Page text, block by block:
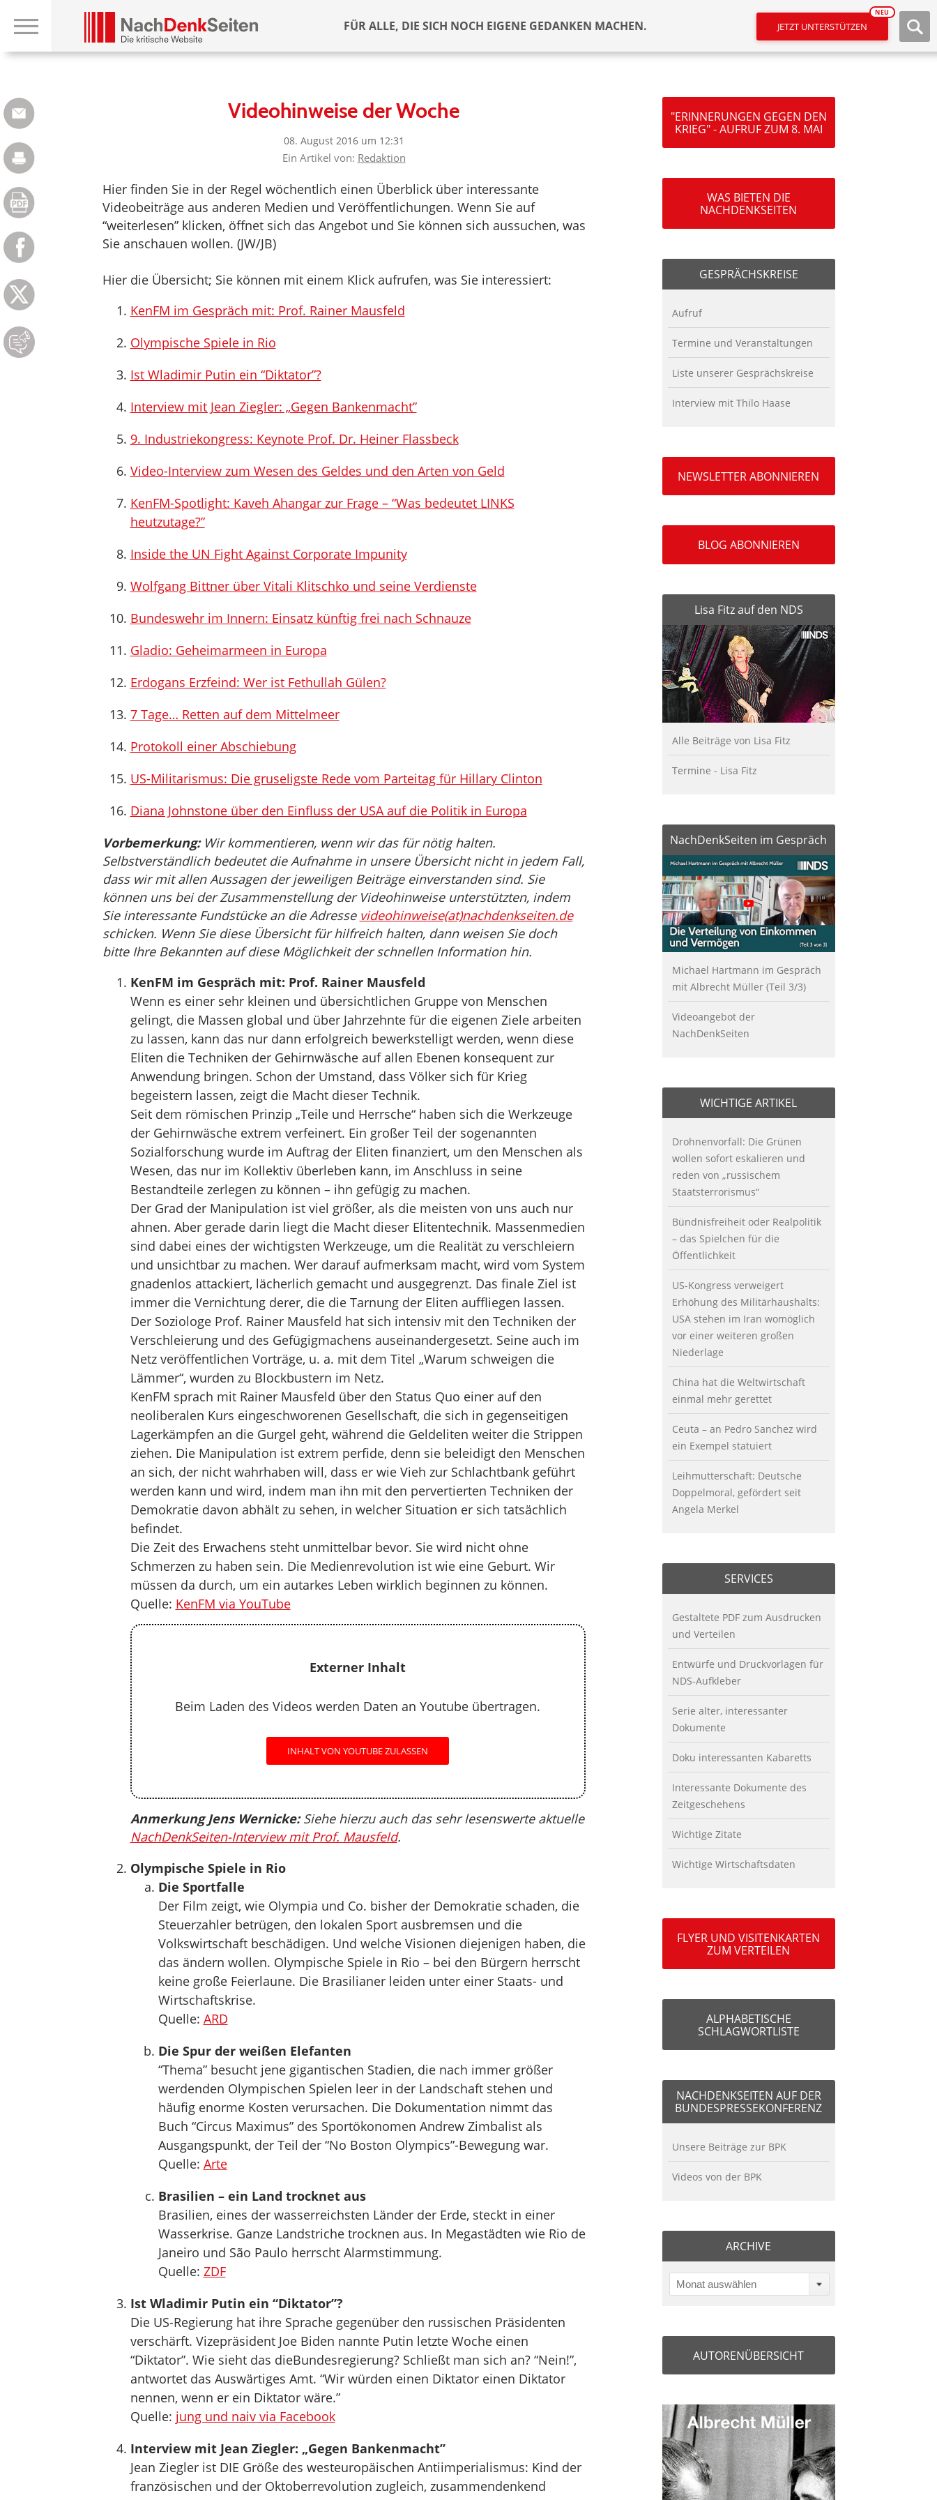
FÜR ALLE, DIE SICH NOCH EIGENE GEDANKEN MACHEN. JETZT UNTERSTÜTZEN
NEU
Videohinweise der Woche
08. August 2016 um 12:31
Ein Artikel von: Redaktion
Hier finden Sie in der Regel wöchentlich einen Überblick über interessante
Videobeiträge aus anderen Medien und Veröffentlichungen. Wenn Sie auf
“weiterlesen” klicken, öffnet sich das Angebot und Sie können sich aussuchen, was
Sie anschauen wollen. (JW/JB)
Hier die Übersicht; Sie können mit einem Klick aufrufen, was Sie interessiert:
KenFM im Gespräch mit: Prof. Rainer Mausfeld
Olympische Spiele in Rio
Ist Wladimir Putin ein “Diktator”?
Interview mit Jean Ziegler: „Gegen Bankenmacht”
9. Industriekongress: Keynote Prof. Dr. Heiner Flassbeck
Video-Interview zum Wesen des Geldes und den Arten von Geld
KenFM-Spotlight: Kaveh Ahangar zur Frage – “Was bedeutet LINKS
heutzutage?”
Inside the UN Fight Against Corporate Impunity
Wolfgang Bittner über Vitali Klitschko und seine Verdienste
Bundeswehr im Innern: Einsatz künftig frei nach Schnauze
Gladio: Geheimarmeen in Europa
Erdogans Erzfeind: Wer ist Fethullah Gülen?
7 Tage… Retten auf dem Mittelmeer
Protokoll einer Abschiebung
US-Militarismus: Die gruseligste Rede vom Parteitag für Hillary Clinton
Diana Johnstone über den Einfluss der USA auf die Politik in Europa
Vorbemerkung:Wir kommentieren, wenn wir das für nötig halten.
Selbstverständlich bedeutet die Aufnahme in unsere Übersicht nicht in jedem Fall,
dass wir mit allen Aussagen der jeweiligen Beiträge einverstanden sind. Sie
können uns bei der Zusammenstellung der Videohinweise unterstützten, indem
Sie interessante Fundstücke an die Adresse videohinweise(at)nachdenkseiten.de
schicken. Wenn Sie diese Übersicht für hilfreich halten, dann weisen Sie doch
bitte Ihre Bekannten auf diese Möglichkeit der schnellen Information hin.
KenFM im Gespräch mit: Prof. Rainer Mausfeld
Wenn es einer sehr kleinen und übersichtlichen Gruppe von Menschen
gelingt, die Massen global und über Jahrzehnte für die eigenen Ziele arbeiten
zu lassen, kann das nur dann erfolgreich bewerkstelligt werden, wenn diese
Eliten die Techniken der Gehirnwäsche auf allen Ebenen konsequent zur
Anwendung bringen. Schon der Umstand, dass Völker sich für Krieg
begeistern lassen, zeigt die Macht dieser Technik.
Seit dem römischen Prinzip „Teile und Herrsche“ haben sich die Werkzeuge
der Gehirnwäsche extrem verfeinert. Ein großer Teil der sogenannten
Sozialforschung wurde im Auftrag der Eliten finanziert, um den Menschen als
Wesen, das nur im Kollektiv überleben kann, im Anschluss in seine
Bestandteile zerlegen zu können – ihn gefügig zu machen.
Der Grad der Manipulation ist viel größer, als die meisten von uns auch nur
ahnen. Aber gerade darin liegt die Macht dieser Elitentechnik. Massenmedien
sind dabei eines der wichtigsten Werkzeuge, um die Realität zu verschleiern
und unsichtbar zu machen. Wer darauf aufmerksam macht, wird vom System
gnadenlos attackiert, lächerlich gemacht und ausgegrenzt. Das finale Ziel ist
immer die Vernichtung derer, die die Tarnung der Eliten auffliegen lassen.
Der Soziologe Prof. Rainer Mausfeld hat sich intensiv mit den Techniken der
Verschleierung und des Gefügigmachens auseinandergesetzt. Seine auch im
Netz veröffentlichen Vorträge, u. a. mit dem Titel „Warum schweigen die
Lämmer“, wurden zu Blockbustern im Netz.
KenFM sprach mit Rainer Mausfeld über den Status Quo einer auf den
neoliberalen Kurs eingeschworenen Gesellschaft, die sich in gegenseitigen
Lagerkämpfen an die Gurgel geht, während die Geldeliten weiter die Strippen
ziehen. Die Manipulation ist extrem perfide, denn sie beleidigt den Menschen
an sich, der nicht wahrhaben will, dass er wie Vieh zur Schlachtbank geführt
werden kann und wird, indem man ihn mit den pervertierten Techniken der
Demokratie davon abhält zu sehen, in welcher Situation er sich tatsächlich
befindet.
Die Zeit des Erwachens steht unmittelbar bevor. Sie wird nicht ohne
Schmerzen zu haben sein. Die Medienrevolution ist wie eine Geburt. Wir
müssen da durch, um ein autarkes Leben wirklich beginnen zu können.
Quelle: KenFM via YouTube
Externer Inhalt
Beim Laden des Videos werden Daten an Youtube übertragen.
INHALT VON YOUTUBE ZULASSEN
Anmerkung Jens Wernicke:Siehe hierzu auch das sehr lesenswerte aktuelle
NachDenkSeiten-Interview mit Prof. Mausfeld.
Olympische Spiele in Rio
Die Sportfalle
Der Film zeigt, wie Olympia und Co. bisher der Demokratie schaden, die
Steuerzahler betrügen, den lokalen Sport ausbremsen und die
Volkswirtschaft beschädigen. Und welche Visionen diejenigen haben, die
das ändern wollen. Olympische Spiele in Rio – bei den Bürgern herrscht
keine große Feierlaune. Die Brasilianer leiden unter einer Staats- und
Wirtschaftskrise.
Quelle: ARD
Die Spur der weißen Elefanten
“Thema” besucht jene gigantischen Stadien, die nach immer größer
werdenden Olympischen Spielen leer in der Landschaft stehen und
häufig enorme Kosten verursachen. Die Dokumentation nimmt das
Buch “Circus Maximus” des Sportökonomen Andrew Zimbalist als
Ausgangspunkt, der Teil der “No Boston Olympics”-Bewegung war.
Quelle: Arte
Brasilien – ein Land trocknet aus
Brasilien, eines der wasserreichsten Länder der Erde, steckt in einer
Wasserkrise. Ganze Landstriche trocknen aus. In Megastädten wie Rio de
Janeiro und São Paulo herrscht Alarmstimmung.
Quelle: ZDF
Ist Wladimir Putin ein “Diktator”?
Die US-Regierung hat ihre Sprache gegenüber den russischen Präsidenten
verschärft. Vizepräsident Joe Biden nannte Putin letzte Woche einen
“Diktator”. Wie sieht das dieBundesregierung? Schließt man sich an? “Nein!”,
antwortet das Auswärtiges Amt. “Wir würden einen Diktator einen Diktator
nennen, wenn er ein Diktator wäre.”
Quelle: jung und naiv via Facebook
Interview mit Jean Ziegler: „Gegen Bankenmacht”
Jean Ziegler ist DIE Größe des westeuropäischen Antiimperialismus: Kind der
französischen und der Oktoberrevolution zugleich, zusammendenkend
"ERINNERUNGEN GEGEN DEN
KRIEG" - AUFRUF ZUM 8. MAI
WAS BIETEN DIE
NACHDENKSEITEN
GESPRÄCHSKREISE
Aufruf
Termine und Veranstaltungen
Liste unserer Gesprächskreise
Interview mit Thilo Haase
NEWSLETTER ABONNIEREN
BLOG ABONNIEREN
Lisa Fitz auf den NDS
Alle Beiträge von Lisa Fitz
Termine - Lisa Fitz
NachDenkSeiten im Gespräch
Michael Hartmann im Gespräch
mit Albrecht Müller (Teil 3/3)
Videoangebot der
NachDenkSeiten
WICHTIGE ARTIKEL
Drohnenvorfall: Die Grünen
wollen sofort eskalieren und
reden von „russischem
Staatsterrorismus“
Bündnisfreiheit oder Realpolitik
– das Spielchen für die
Öffentlichkeit
US-Kongress verweigert
Erhöhung des Militärhaushalts:
USA stehen im Iran womöglich
vor einer weiteren großen
Niederlage
China hat die Weltwirtschaft
einmal mehr gerettet
Ceuta – an Pedro Sanchez wird
ein Exempel statuiert
Leihmutterschaft: Deutsche
Doppelmoral, gefördert seit
Angela Merkel
SERVICES
Gestaltete PDF zum Ausdrucken
und Verteilen
Entwürfe und Druckvorlagen für
NDS-Aufkleber
Serie alter, interessanter
Dokumente
Doku interessanten Kabaretts
Interessante Dokumente des
Zeitgeschehens
Wichtige Zitate
Wichtige Wirtschaftsdaten
FLYER UND VISITENKARTEN
ZUM VERTEILEN
ALPHABETISCHE
SCHLAGWORTLISTE
NACHDENKSEITEN AUF DER
BUNDESPRESSEKONFERENZ
Unsere Beiträge zur BPK
Videos von der BPK
ARCHIVE
Monat auswählen
AUTORENÜBERSICHT